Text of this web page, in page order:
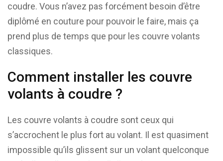
coudre. Vous n’avez pas forcément besoin d’être
diplômé en couture pour pouvoir le faire, mais ça
prend plus de temps que pour les couvre volants
classiques.
Comment installer les couvre
volants à coudre ?
Les couvre volants à coudre sont ceux qui
s’accrochent le plus fort au volant. Il est quasiment
impossible qu’ils glissent sur un volant quelconque